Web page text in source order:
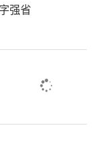
强省